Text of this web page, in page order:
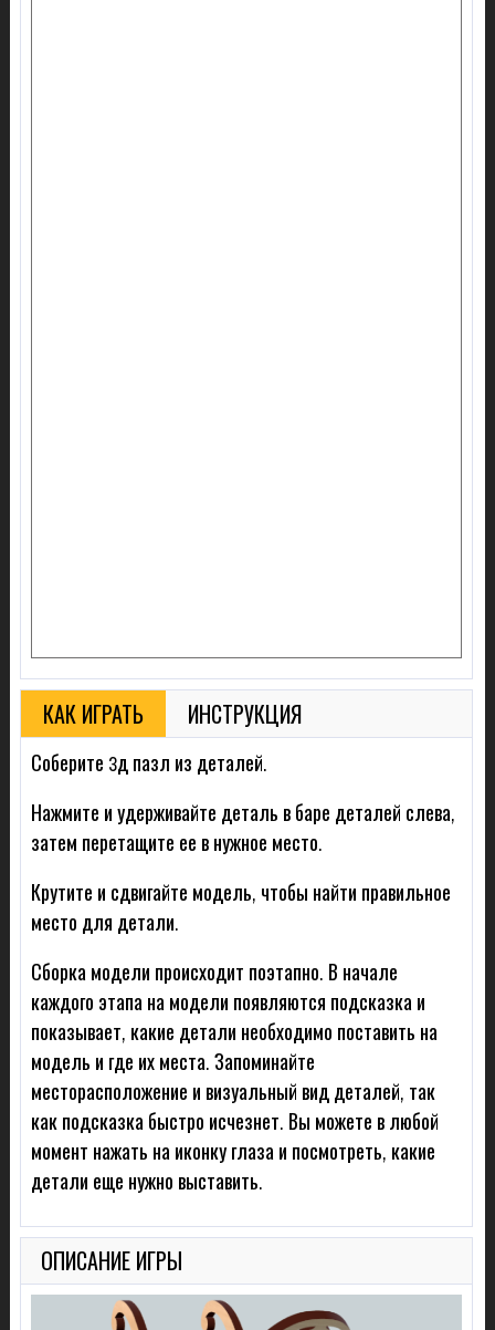
КАК ИГРАТЬ ИНСТРУКЦИЯ
Соберите 3д пазл из деталей.
Нажмите и удерживайте деталь в баре деталей слева,
затем перетащите ее в нужное место.
Крутите и сдвигайте модель, чтобы найти правильное
место для детали.
Сборка модели происходит поэтапно. В начале
каждого этапа на модели появляются подсказка и
показывает, какие детали необходимо поставить на
модель и где их места. Запоминайте
месторасположение и визуальный вид деталей, так
как подсказка быстро исчезнет. Вы можете в любой
момент нажать на иконку глаза и посмотреть, какие
детали еще нужно выставить.
ОПИСАНИЕ ИГРЫ